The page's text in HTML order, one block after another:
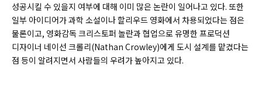
성공시킬 수 있을지 여부에 대해 이미 많은 논란이 일어나고 있다. 또한
일부 아이디어가 과학 소설이나 할리우드 영화에서 차용되었다는 점은
물론이고, 영화감독 크리스토퍼 놀란과 협업으로 유명한 프로덕션
디자이너 네이선 크롤리(Nathan Crowley)에게 도시 설계를 맡겼다는
점 등이 알려지면서 사람들의 우려가 높아지고 있다.